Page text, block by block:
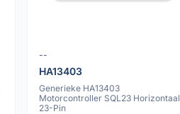
--
HA13403
Generieke HA13403
Motorcontroller SQL23 Horizontaal
23-Pin